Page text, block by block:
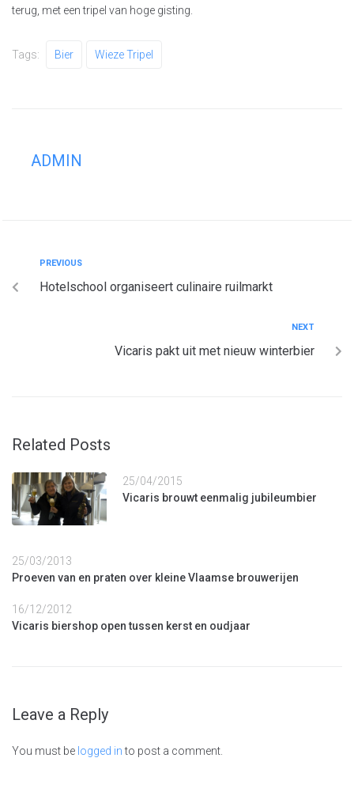
terug, met een tripel van hoge gisting.
Tags: Bier Wieze Tripel
ADMIN
PREVIOUS
Hotelschool organiseert culinaire ruilmarkt
NEXT
Vicaris pakt uit met nieuw winterbier
Related Posts
25/04/2015
Vicaris brouwt eenmalig jubileumbier
25/03/2013
Proeven van en praten over kleine Vlaamse brouwerijen
16/12/2012
Vicaris biershop open tussen kerst en oudjaar
Leave a Reply
You must be logged into post a comment.